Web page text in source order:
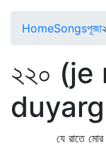
HomeSongsপূজা
২২০
যে রাতে মোর